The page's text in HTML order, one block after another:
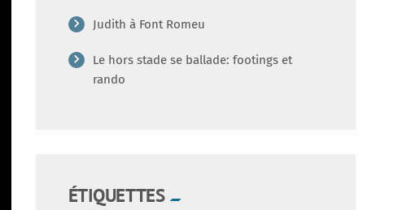
Judith à Font Romeu
Le hors stade se ballade: footings et
rando
ÉTIQUETTES